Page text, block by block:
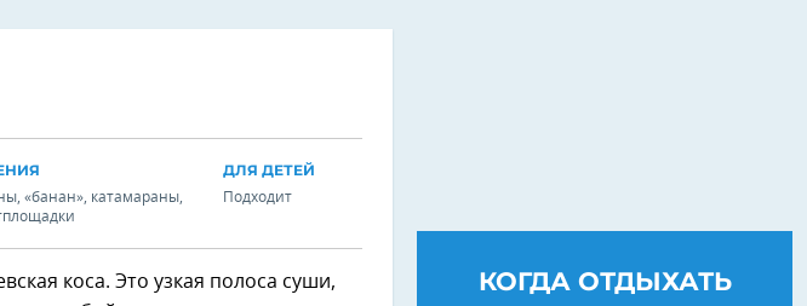
«банан», катамараны,
ДЛЯ ДЕТЕЙ
Подходит
коса. Это узкая полоса суши,
КОГДА ОТДЫХАТЬ